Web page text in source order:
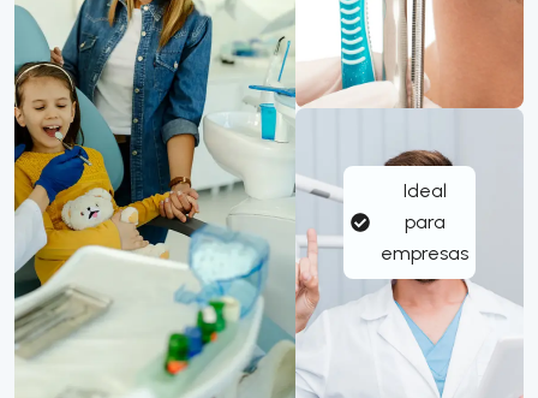
Ideal
para
empresas